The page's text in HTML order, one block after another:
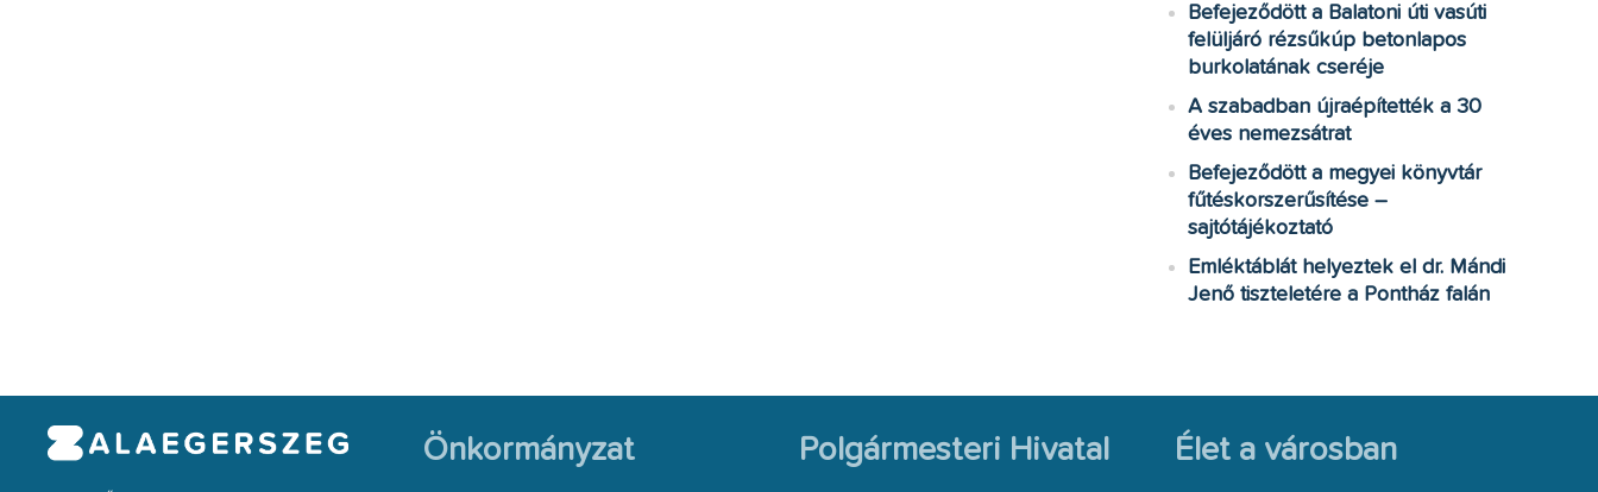
Befejeződött a Balatoni úti vasúti
felüljáró rézsűkúp betonlapos
burkolatának cseréje
A szabadban újraépítették a 30
éves nemezsátrat
Befejeződött a megyei könyvtár
fűtéskorszerűsítése –
sajtótájékoztató
Emléktáblát helyeztek el dr. Mándi
Jenő tiszteletére a Pontház falán
Önkormányzat Polgármesteri Hivatal Élet a városban